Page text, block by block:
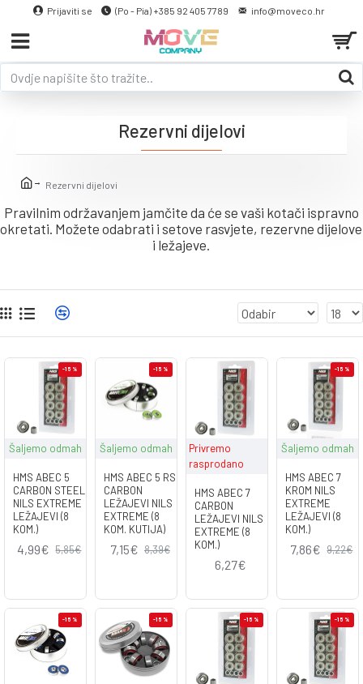
Prijaviti se (Po - Pia) +385 92 405 7789 info@moveco.hr
Rezervni dijelovi
Rezervni dijelovi
Pravilnim održavanjem jamčite da će se vaši kotači ispravno
okretati. Možete odabrati i setove rasvjete, rezervne dijelove
i ležajeve.
-15 %
Šaljemo odmah
HMS ABEC 5
CARBON STEEL
NILS EXTREME
LEŽAJEVI (8
KOM.)
4,99€ 5,85€
-15 %
Šaljemo odmah
HMS ABEC 5 RS
CARBON
LEŽAJEVI NILS
EXTREME (8
KOM. KUTIJA)
7,15€ 8,39€
Privremo
rasprodano
HMS ABEC 7
CARBON
LEŽAJEVI NILS
EXTREME (8
KOM.)
6,27€
-15 %
Šaljemo odmah
HMS ABEC 7
KROM NILS
EXTREME
LEŽAJEVI (8
KOM.)
7,86€ 9,22€
-15 % -15 % -15 % -15 %